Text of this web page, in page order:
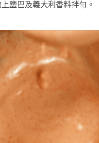
鹽巴及義大利香料拌勻。